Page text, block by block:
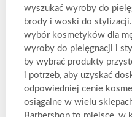
wyszukać wyroby do
brody i woski do
wybór kosmetyków dla
wyroby do pielęgnacji i
by wybrać produkty
i potrzeb, aby uzyskać
odpowiedniej cenie
osiągalne w wielu